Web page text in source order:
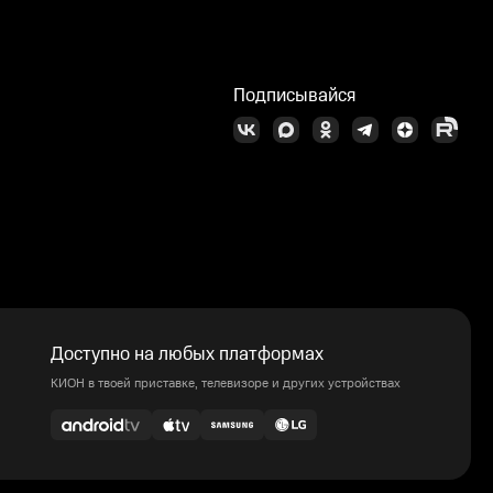
Подписывайся
Доступно на любых платформах
КИОН в твоей приставке, телевизоре и других устройствах